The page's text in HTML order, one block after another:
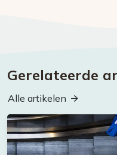
Gerelateerde
Alle artikelen